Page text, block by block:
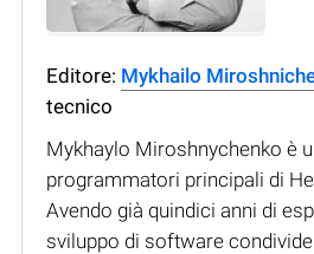
Editore: Mykhailo
tecnico
Mykhaylo Miroshnychenko è
programmatori principali di
Avendo già quindici anni di
sviluppo di software